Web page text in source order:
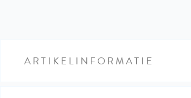
ARTIKELINFORMATIE